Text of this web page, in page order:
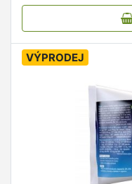
VÝPRODEJ